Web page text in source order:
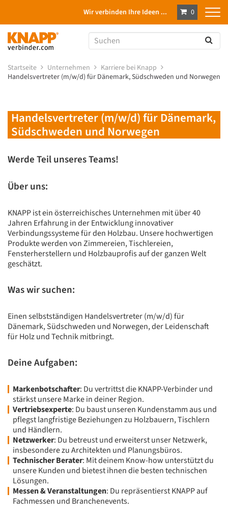
Wir verbinden Ihre Ideen ... 0
Startseite Unternehmen
Karriere bei Knapp
Handelsvertreter (m/w/d) für Dänemark, Südschweden und Norwegen
Handelsvertreter (m/w/d) für Dänemark,
Südschweden und Norwegen
Werde Teil unseres Teams!
Über uns:
KNAPP ist ein österreichisches Unternehmen mit über 40
Jahren Erfahrung in der Entwicklung innovativer
Verbindungssysteme für den Holzbau. Unsere hochwertigen
Produkte werden von Zimmereien, Tischlereien,
Fensterherstellern und Holzbauprofis auf der ganzen Welt
geschätzt.
Was wir suchen:
Einen selbstständigen Handelsvertreter (m/w/d) für
Dänemark, Südschweden und Norwegen, der Leidenschaft
für Holz und Technik mitbringt.
Deine Aufgaben:
Markenbotschafter: Du vertrittst die KNAPP-Verbinder und
stärkst unsere Marke in deiner Region.
Vertriebsexperte: Du baust unseren Kundenstamm aus und
pflegst langfristige Beziehungen zu Holzbauern, Tischlern
und Händlern.
Netzwerker: Du betreust und erweiterst unser Netzwerk,
insbesondere zu Architekten und Planungsbüros.
Technischer Berater: Mit deinem Know-how unterstützt du
unsere Kunden und bietest ihnen die besten technischen
Lösungen.
Messen & Veranstaltungen: Du repräsentierst KNAPP auf
Fachmessen und Branchenevents.